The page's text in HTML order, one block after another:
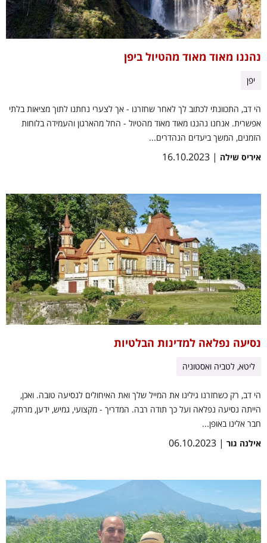
נהננו מאוד מאוד מהטיול ביפן
יפן
הי דב, התכוונתי לכתוב לך לאחר שחזרנו - אך לצערי נחתנו לתוך מציאות בלתי
אפשרית. אנחנו נהננו מאוד מאוד מהטיול - החל מהארגון והעמידה בלוחות
הזמנים, המשך ביעדים הנהדרים...
איריס שילה | 16.10.2023
נסיעה נפלאה למדינות הבלטיות
ליטא, לטביה ואסטוניה
הי דב, רק כשחזרנו גילינו את המייל שלך ואת האיחולים לנסיעה טובה. ואכן,
הייתה נסיעה נפלאה ועל כך תודה רבה. המדריך - מקצועי, גמיש, ידען, מרתק,
חבר אלינו באופן...
אילנה גור | 06.10.2023